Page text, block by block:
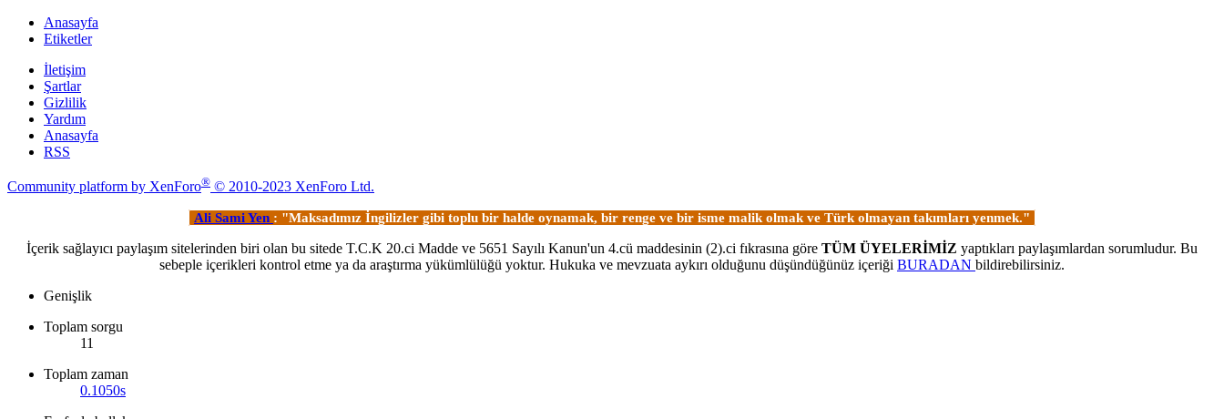
Anasayfa
Etiketler
İletişim
Şartlar
Gizlilik
Yardım
Anasayfa
RSS
Community platform by XenForo® © 2010-2023 XenForo Ltd.
Ali Sami Yen : "Maksadımız İngilizler gibi toplu bir halde oynamak, bir renge ve bir isme malik olmak ve Türk olmayan takımları yenmek."
İçerik sağlayıcı paylaşım sitelerinden biri olan bu sitede T.C.K 20.ci Madde ve 5651 Sayılı Kanun'un 4.cü maddesinin (2).ci fıkrasına göre TÜM ÜYELERİMİZ yaptıkları paylaşımlardan sorumludur. Bu
sebeple içerikleri kontrol etme ya da araştırma yükümlülüğü yoktur. Hukuka ve mevzuata aykırı olduğunu düşündüğünüz içeriği BURADAN bildirebilirsiniz.
Genişlik
Toplam sorgu
11
Toplam zaman
0.1050s